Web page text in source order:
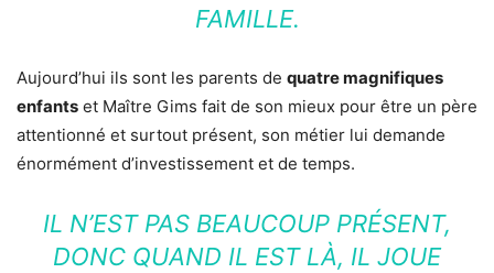
FAMILLE.
Aujourd’hui ils sont les parents de quatre magnifiques
enfants et Maître Gims fait de son mieux pour être un père
attentionné et surtout présent, son métier lui demande
énormément d’investissement et de temps.
IL N’EST PAS BEAUCOUP PRÉSENT,
DONC QUAND IL EST LÀ, IL JOUE